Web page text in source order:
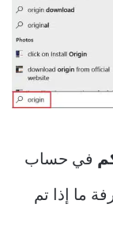
في حساب
ما إذا تم